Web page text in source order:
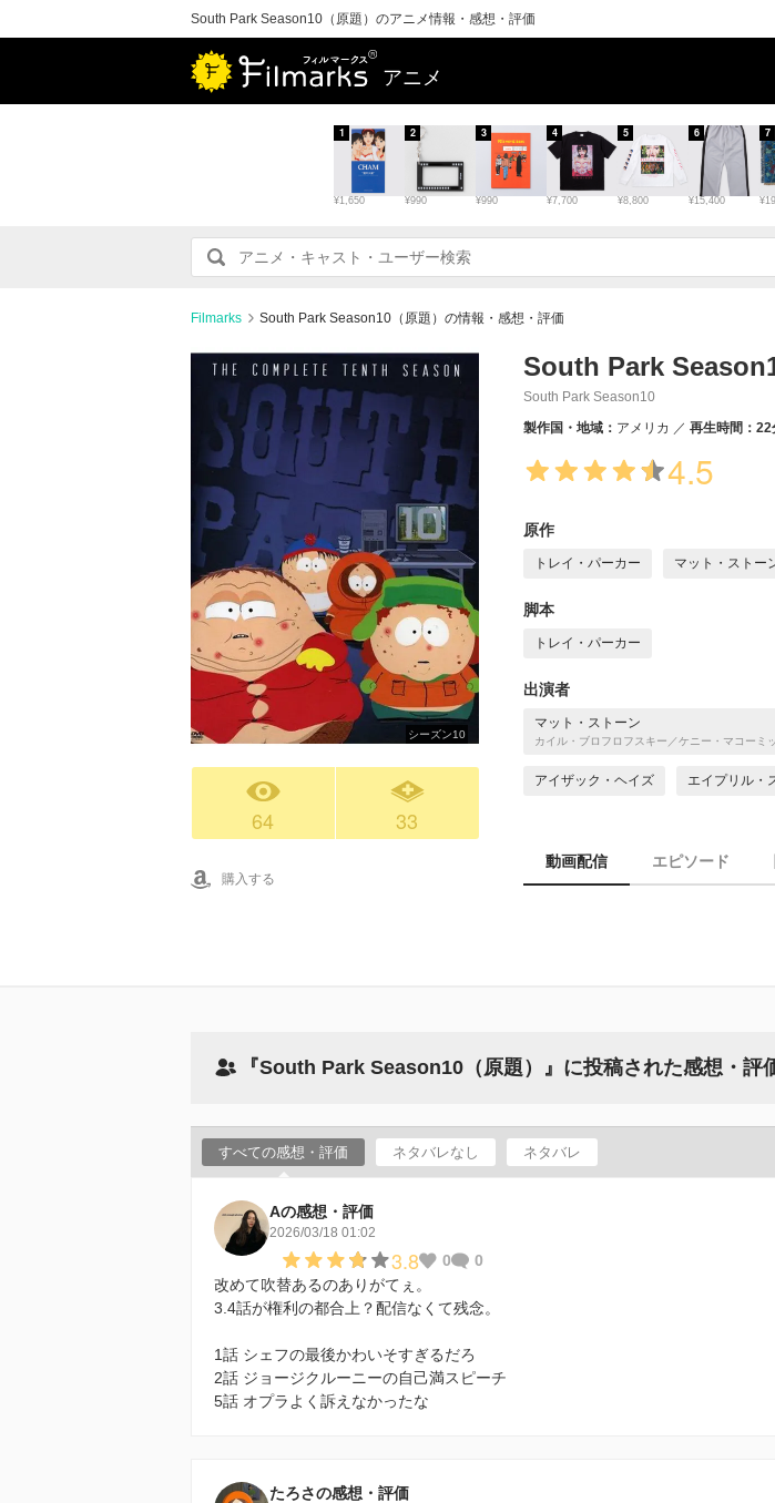
South Park Season10（原題）のアニメ情報・感想・評価
アニメ
¥1,650
1
¥990
2
¥990
3
¥7,700
4
¥8,800
5
¥15,400
6 7
Filmarks South Park Season10（原題）の情報・感想・評価
シーズン10
64 33
購入する
South Park
South Park Season10
製作国・地域： アメリカ 再生時間：22
4.5
原作
トレイ・パーカー マット・ストー
脚本
トレイ・パーカー
出演者
マット・ストーン
カイル・ブロフロフスキー／ケニー・マコーミ
アイザック・ヘイズ エイプリル・
動画配信 エピソード
『South Park Season10（原題）』に投稿された感想・評
すべての感想・評価 ネタバレなし ネタバレ
Aの感想・評価
2026/03/18 01:02
3.8 0
0
改めて吹替あるのありがてぇ。
3.4話が権利の都合上？配信なくて残念。
1話 シェフの最後かわいそすぎるだろ
2話 ジョージクルーニーの自己満スピーチ
5話 オプラよく訴えなかったな
たろさの感想・評価